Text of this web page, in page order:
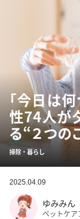
「今日は
性74人が
る“２つの
掃除・暮らし
2025.04.09
ゆみみん
ペットケア